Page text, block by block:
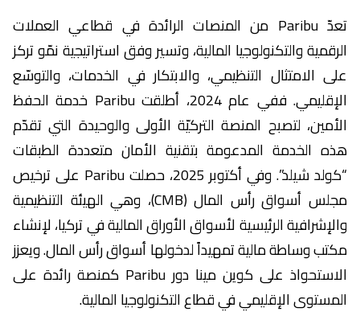
تعدّ Paribu من المنصات الرائدة في قطاعي العملات
الرقمية والتكنولوجيا المالية، وتسير وفق استراتيجية نمّو تركز
على الامتثال التنظيمي، والابتكار في الخدمات، والتوسّع
الإقليمي. ففي عام 2024، أطلقت Paribu خدمة الحفظ
الأمين، لتصبح المنصة التركيّة الأولى والوحيدة التي تقدّم
هذه الخدمة المدعومة بتقنية الأمان متعددة الطبقات
“كولد شيلد”. وفي أكتوبر 2025، حصلت Paribu على ترخيص
مجلس أسواق رأس المال (CMB)، وهي الهيئة التنظيمية
والإشرافية الرئيسية لأسواق الأوراق المالية في تركيا، لإنشاء
مكتب وساطة مالية تمهيداً لدخولها أسواق رأس المال. ويعزز
الاستحواذ على كوين مينا دور Paribu كمنصة رائدة على
المستوى الإقليمي في قطاع التكنولوجيا المالية.